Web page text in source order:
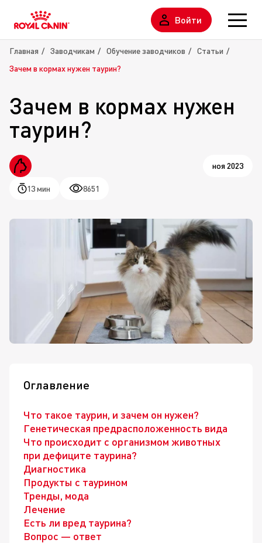
Войти
Главная Заводчикам Обучение заводчиков
Статьи
Зачем в кормах нужен таурин?
Зачем в кормах нужен
таурин?
13 мин 8651
ноя 2023
Оглавление
Что такое таурин, и зачем он нужен?
Генетическая предрасположенность вида
Что происходит с организмом животных
при дефиците таурина?
Диагностика
Продукты с таурином
Тренды, мода
Лечение
Есть ли вред таурина?
Вопрос — ответ